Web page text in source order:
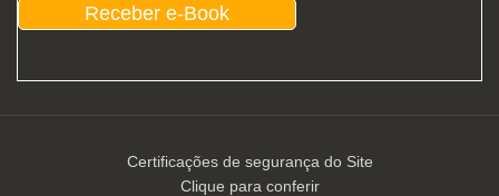
Receber e-Book
Certificações de segurança do Site
Clique para conferir